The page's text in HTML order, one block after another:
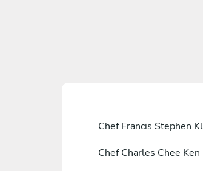
Chef Francis Stephen
Chef Charles Chee Ken